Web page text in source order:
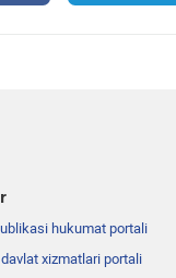
hukumat portali
xizmatlari portali